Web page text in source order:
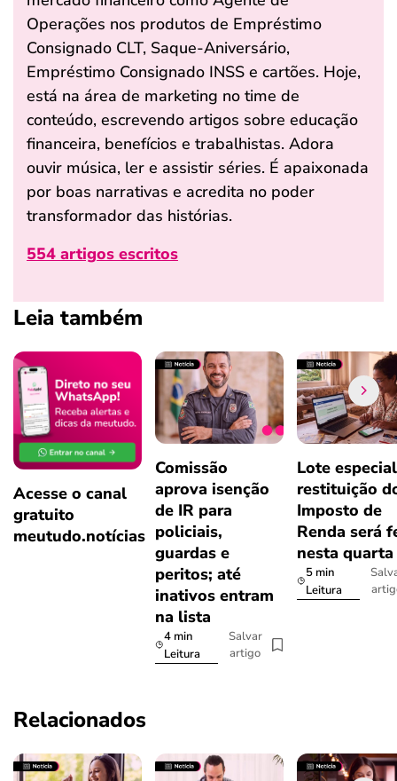
Operações nos produtos de Empréstimo
Consignado CLT, Saque-Aniversário,
Empréstimo Consignado INSS e cartões. Hoje,
está na área de marketing no time de
conteúdo, escrevendo artigos sobre educação
financeira, benefícios e trabalhistas. Adora
ouvir música, ler e assistir séries. É apaixonada
por boas narrativas e acredita no poder
transformador das histórias.
554 artigos escritos
Leia também
Acesse o canal
gratuito
meutudo.notícias
Comissão
aprova isenção
de IR para
policiais,
guardas e
peritos; até
inativos entram
na lista
4 min
Leitura
Salvar
artigo
Lote
restituição
Imposto de
Renda será
nesta quarta
5 min
Leitura
Relacionados